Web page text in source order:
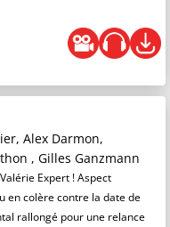
Alex Darmon,
, Gilles Ganzmann
Expert ! Aspect
en colère contre la date de
rallongé pour une relance